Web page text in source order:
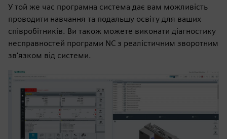
У той же час програмна система дає вам можливість
проводити навчання та подальшу освіту для ваших
співробітників. Ви також можете виконати діагностику
несправностей програми NC з реалістичним зворотним
зв'язком від системи.